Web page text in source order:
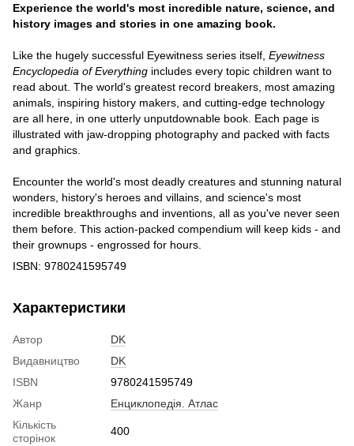
Experience the world's most incredible nature, science, and
history images and stories in one amazing book.
Like the hugely successful Eyewitness series itself, Eyewitness
Encyclopedia of Everything includes every topic children want to
read about. The world's greatest record breakers, most amazing
animals, inspiring history makers, and cutting-edge technology
are all here, in one utterly unputdownable book. Each page is
illustrated with jaw-dropping photography and packed with facts
and graphics.
Encounter the world's most deadly creatures and stunning natural
wonders, history's heroes and villains, and science's most
incredible breakthroughs and inventions, all as you've never seen
them before. This action-packed compendium will keep kids - and
their grownups - engrossed for hours.
ISBN: 9780241595749
Характеристики
Автор
DK
Видавництво
DK
ISBN
9780241595749
Жанр
Енциклопедія. Атлас
Кількість
сторінок
400